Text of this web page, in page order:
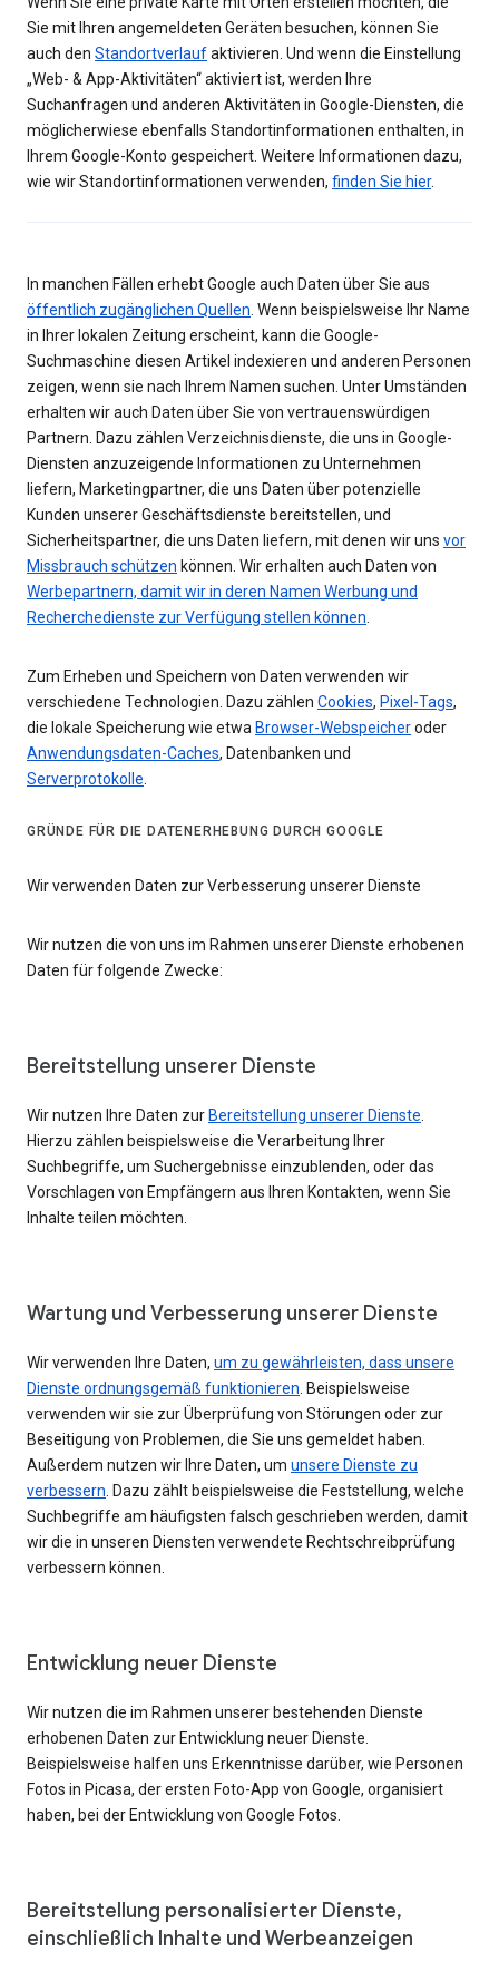
Sie mit Ihren angemeldeten Geräten besuchen, können Sie
auch den Standortverlaufaktivieren. Und wenn die Einstellung
„Web- & App-Aktivitäten“ aktiviert ist, werden Ihre
Suchanfragen und anderen Aktivitäten in Google-Diensten, die
möglicherwiese ebenfalls Standortinformationen enthalten, in
Ihrem Google-Konto gespeichert. Weitere Informationen dazu,
wie wir Standortinformationen verwenden, finden Sie hier.
In manchen Fällen erhebt Google auch Daten über Sie aus
öffentlich zugänglichen Quellen. Wenn beispielsweise Ihr Name
in Ihrer lokalen Zeitung erscheint, kann die Google-
Suchmaschine diesen Artikel indexieren und anderen Personen
zeigen, wenn sie nach Ihrem Namen suchen. Unter Umständen
erhalten wir auch Daten über Sie von vertrauenswürdigen
Partnern. Dazu zählen Verzeichnisdienste, die uns in Google-
Diensten anzuzeigende Informationen zu Unternehmen
liefern, Marketingpartner, die uns Daten über potenzielle
Kunden unserer Geschäftsdienste bereitstellen, und
Sicherheitspartner, die uns Daten liefern, mit denen wir uns vor
Missbrauch schützen können. Wir erhalten auch Daten von
Werbepartnern, damit wir in deren Namen Werbung und
Recherchedienste zur Verfügung stellen können.
Zum Erheben und Speichern von Daten verwenden wir
verschiedene Technologien. Dazu zählen Cookies, Pixel-Tags,
die lokale Speicherung wie etwa Browser-Webspeicheroder
Anwendungsdaten-Caches, Datenbanken und
Serverprotokolle.
GRÜNDE FÜR DIE DATENERHEBUNG DURCH GOOGLE
Wir verwenden Daten zur Verbesserung unserer Dienste
Wir nutzen die von uns im Rahmen unserer Dienste erhobenen
Daten für folgende Zwecke:
Bereitstellung unserer Dienste
Wir nutzen Ihre Daten zur Bereitstellung unserer Dienste
Hierzu zählen beispielsweise die Verarbeitung Ihrer
Suchbegriffe, um Suchergebnisse einzublenden, oder das
Vorschlagen von Empfängern aus Ihren Kontakten, wenn Sie
Inhalte teilen möchten.
Wartung und Verbesserung unserer Dienste
Wir verwenden Ihre Daten, um zu gewährleisten, dass unsere
Dienste ordnungsgemäß funktionieren . Beispielsweise
verwenden wir sie zur Überprüfung von Störungen oder zur
Beseitigung von Problemen, die Sie uns gemeldet haben.
Außerdem nutzen wir Ihre Daten, um unsere Dienste zu
verbessern . Dazu zählt beispielsweise die Feststellung, welche
Suchbegriffe am häufigsten falsch geschrieben werden, damit
wir die in unseren Diensten verwendete Rechtschreibprüfung
verbessern können.
Entwicklung neuer Dienste
Wir nutzen die im Rahmen unserer bestehenden Dienste
erhobenen Daten zur Entwicklung neuer Dienste.
Beispielsweise halfen uns Erkenntnisse darüber, wie Personen
Fotos in Picasa, der ersten Foto-App von Google, organisiert
haben, bei der Entwicklung von Google Fotos.
Bereitstellung personalisierter Dienste,
einschließlich Inhalte und Werbeanzeigen